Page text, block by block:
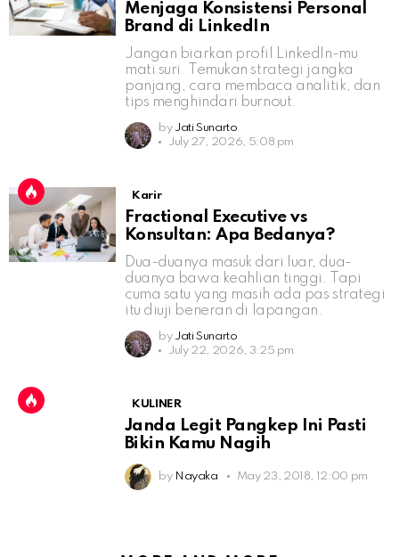
Menjaga Konsistensi Personal
Brand di LinkedIn
Jangan biarkan profil LinkedIn-mu
mati suri. Temukan strategi jangka
panjang, cara membaca analitik, dan
tips menghindari burnout.
by Jati Sunarto
July 27, 2026, 5:08 pm
Karir
Fractional Executive vs
Konsultan: Apa Bedanya?
Dua-duanya masuk dari luar, dua-
duanya bawa keahlian tinggi. Tapi
cuma satu yang masih ada pas strategi
itu diuji beneran di lapangan.
by Jati Sunarto
July 22, 2026, 3:25 pm
KULINER
Janda Legit Pangkep Ini Pasti
Bikin Kamu Nagih
by Nayaka May 23, 2018, 12:00 pm